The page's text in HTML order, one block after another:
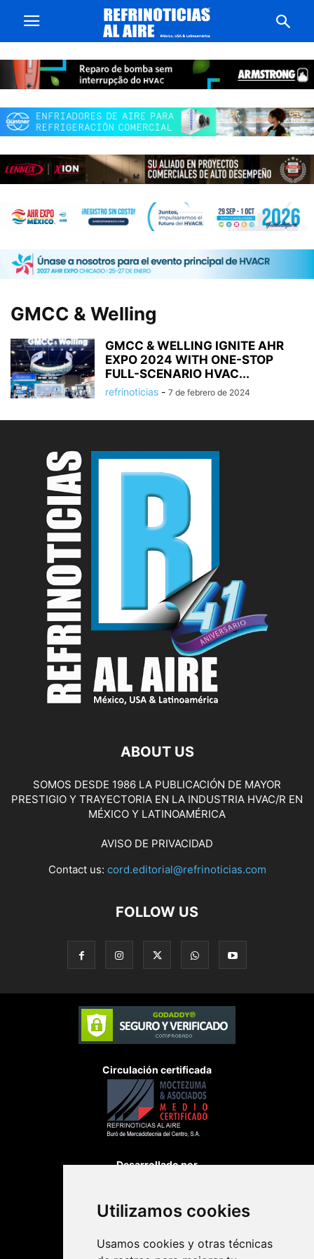
Utilizamos cookies
Usamos cookies y otras técnicas
GMCC & Welling
GMCC & WELLING IGNITE AHR
EXPO 2024 WITH ONE-STOP
FULL-SCENARIO HVAC...
refrinoticias - 7 de febrero de 2024
ABOUT US
SOMOS DESDE 1986 LA PUBLICACIÓN DE MAYOR
PRESTIGIO Y TRAYECTORIA EN LA INDUSTRIA HVAC/R EN
MÉXICO Y LATINOAMÉRICA
AVISO DE PRIVACIDAD
Contact us: cord.editorial@refrinoticias.com
FOLLOW US
Circulación certificada
Desarrollado por